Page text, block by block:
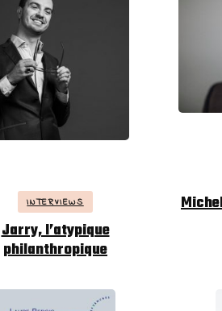
INTERVIEWS
Jarry, l’atypique
philanthropique